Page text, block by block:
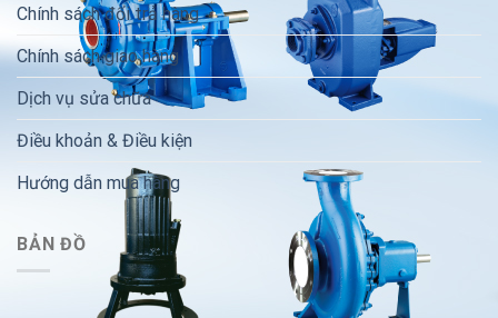
Chính sách đổi trả hàng
Chính sách giao hàng
Dịch vụ sửa chữa
Điều khoản & Điều kiện
Hướng dẫn mua hàng
BẢN ĐỒ